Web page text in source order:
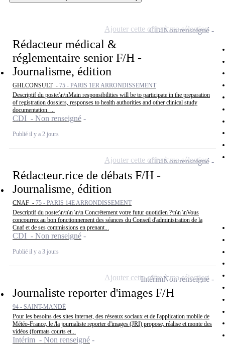
Rédacteur médical &
réglementaire senior F/H -
Journalisme, édition
GHLCONSULT - 75 - PARIS 1ER ARRONDISSEMENT
Descriptif du poste:\n\nMain responsibilities will be to participate in the preparation
of registration dossiers, responses to health authorities and other clinical study
documentation. ...
CDI - Non renseigné
Publié il y a 2 jours
CDINon renseigné
Ajouter cette offre à ma sélection
Rédacteur.rice de débats F/H -
Journalisme, édition
CNAF - 75 - PARIS 14E ARRONDISSEMENT
Descriptif du poste:\n\n\n \n\n Concrètement votre futur quotidien ?\n\n \nVous
concourrez au bon fonctionnement des séances du Conseil d'administration de la
Cnaf et de ses commissions en prenant...
CDI - Non renseigné
Publié il y a 3 jours
CDINon renseigné
Ajouter cette offre à ma sélection
Journaliste reporter d'images F/H
94 - SAINT-MANDÉ
Pour les besoins des sites internet, des réseaux sociaux et de l'application mobile de
Météo-France, le /la journaliste reporter d'images (JRI) propose, réalise et monte des
vidéos (formats courts et...
Intérim - Non renseigné
IntérimNon renseigné
Ajouter cette offre à ma sélection